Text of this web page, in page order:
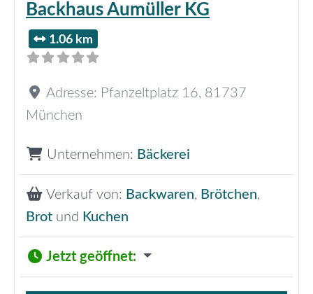
Backhaus Aumüller KG
1.06 km
Adresse: Pfanzeltplatz 16, 81737
München
Unternehmen: Bäckerei
Verkauf von: Backwaren, Brötchen,
Brot und Kuchen
Jetzt geöffnet: